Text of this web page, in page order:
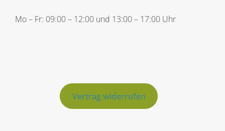
Mo – Fr: 09:00 – 12:00 und 13:00 – 17:00 Uhr
Vertrag widerrufen